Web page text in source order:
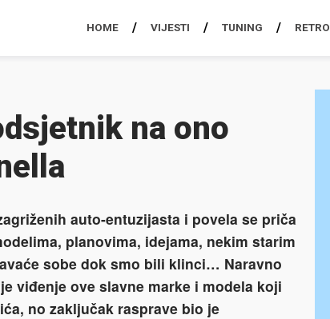
HOME VIJESTI TUNING RETRO
na ono
auto-entuzijasta i povela se priča
planovima, idejama, nekim starim
sobe dok smo bili klinci… Naravno
viđenje ove slavne marke i modela koji
no zaključak rasprave bio je